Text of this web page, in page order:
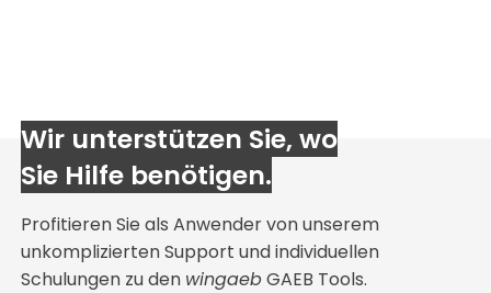
Wir unterstützen Sie, wo
Sie Hilfe benötigen.
Profitieren Sie als Anwender von unserem
unkomplizierten Support und individuellen
Schulungen zu den wingaebGAEB Tools.